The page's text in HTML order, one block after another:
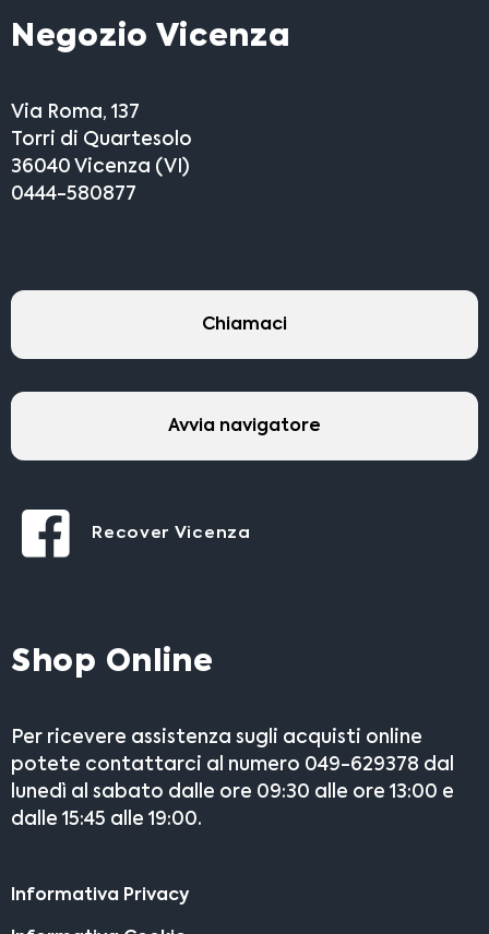
Negozio Vicenza
Via Roma, 137
Torri di Quartesolo
36040 Vicenza (VI)
0444-580877
Chiamaci
Avvia navigatore
Recover Vicenza
Shop Online
Per ricevere assistenza sugli acquisti online
potete contattarci al numero 049-629378 dal
lunedì al sabato dalle ore 09:30 alle ore 13:00 e
dalle 15:45 alle 19:00.
Informativa Privacy